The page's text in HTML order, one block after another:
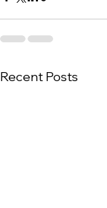
Recent Posts